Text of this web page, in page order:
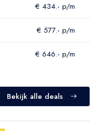
€ 434.- p/m
€ 577.- p/m
€ 646.- p/m
Bekijk alle deals